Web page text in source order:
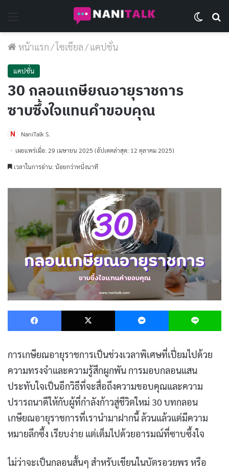
หน้าแรก/โซเชียล/แคปชั่น
แคปชั่น
30 กลอนเกษียณอายุราชการ
ซาบซึ้งใจแทนคำขอบคุณ
NaniTalk S.
เผยแพร่เมื่อ: 29 เมษายน 2025 (อัปเดตล่าสุด: 12 ตุลาคม 2025)
เวลาในการอ่าน: น้อยกว่าหนึ่งนาที
Facebook X Messenger
การเกษียณอายุราชการเป็นช่วงเวลาพิเศษที่เปี่ยมไปด้วย
ความทรงจำและความรู้สึกผูกพัน การมอบกลอนแสน
ประทับใจเป็นอีกวิธีที่จะสื่อถึงความขอบคุณและความ
ปรารถนาดีให้กับผู้ที่กำลังก้าวสู่ชีวิตใหม่ 30 บทกลอน
เกษียณอายุราชการที่เรานำมาฝากนี้ ล้วนแล้วแต่มีความ
หมายลึกซึ้ง เรียบง่าย แต่เต็มไปด้วยอารมณ์ที่ซาบซึ้งใจ
ไม่ว่าจะเป็นกลอนสั้นๆ สำหรับเขียนในบัตรอวยพร หรือ